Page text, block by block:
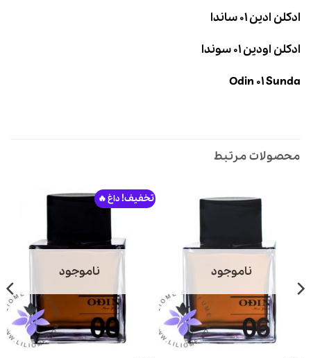
ادکلن ادین 01 ساندا
ادکلن اودین 01 سوندا
Odin 01 Sunda
محصولات مرتبط
ناموجود
تخفیف!
ناموجود